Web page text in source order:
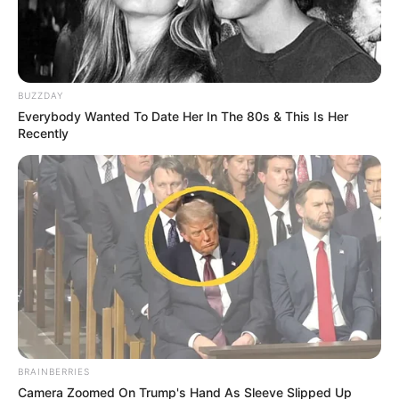
Foto archivo
Por:Verónica Gómez Perea
Junio 17, 2024
BUZZDAY
Everybody Wanted To Date Her In The 80s & This Is Her
Recently
BRAINBERRIES
Camera Zoomed On Trump's Hand As Sleeve Slipped Up